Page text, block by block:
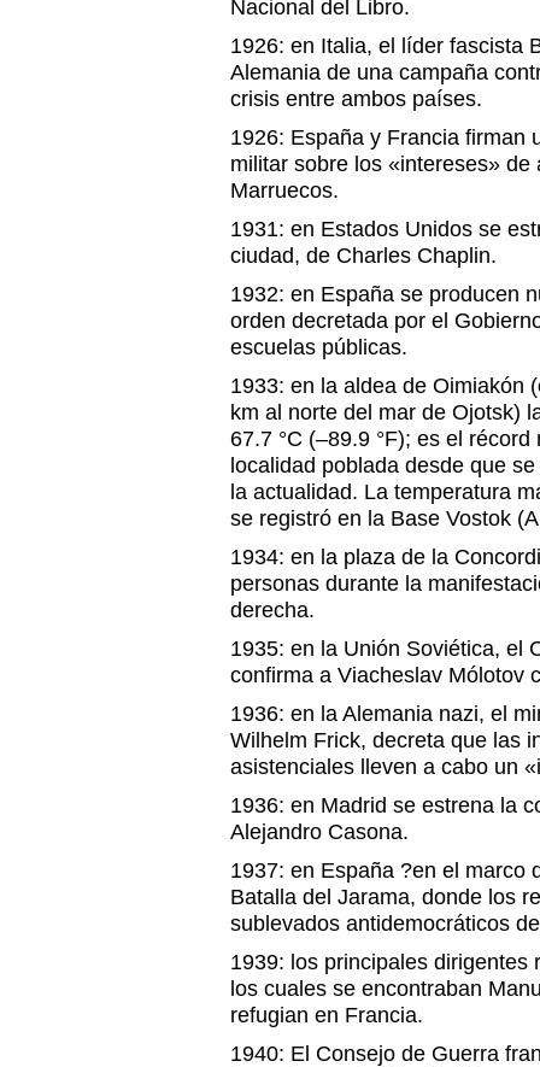
Nacional del Libro.
1926: en Italia, el líder fascista
Alemania de una campaña
crisis entre ambos países.
1926: España y Francia firman
militar sobre los «intereses»
Marruecos.
1931: en Estados Unidos se
ciudad, de Charles Chaplin.
1932: en España se producen
orden decretada por el
escuelas públicas.
1933: en la aldea de Oimiakón
km al norte del mar de Ojotsk)
67.7 °C (–89.9 °F); es el
localidad poblada desde que
la actualidad. La temperatura
se registró en la Base Vostok
1934: en la plaza de la
personas durante la
derecha.
1935: en la Unión Soviética, el
confirma a Viacheslav Mólotov
1936: en la Alemania nazi, el
Wilhelm Frick, decreta que las
asistenciales lleven a cabo un
1936: en Madrid se estrena la
Alejandro Casona.
1937: en España ?en el marco
Batalla del Jarama, donde los
sublevados antidemocráticos
1939: los principales dirigentes
los cuales se encontraban
refugian en Francia.
1940: El Consejo de Guerra